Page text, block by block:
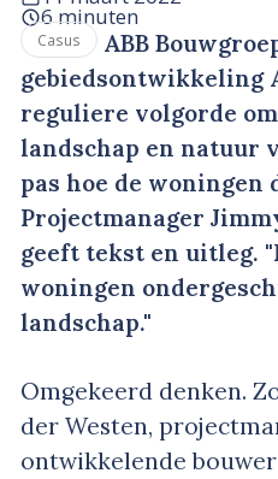
6 minuten
Casus
ABB
gebiedsontwikkeling
reguliere volgorde
landschap en natuur
pas hoe de woningen
Projectmanager
geeft tekst en uitleg.
woningen
landschap."
Omgekeerd denken.
der Westen,
ontwikkelende bouwer